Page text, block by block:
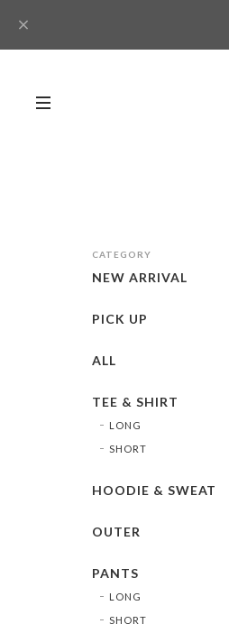
CATEGORY
NEW ARRIVAL
PICK UP
ALL
TEE & SHIRT
LONG
SHORT
HOODIE & SWEAT
OUTER
PANTS
LONG
SHORT